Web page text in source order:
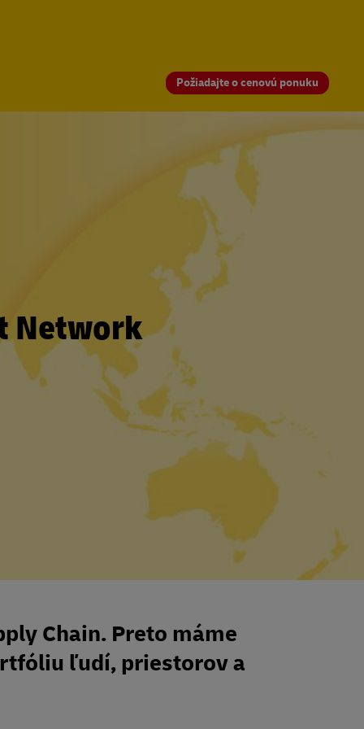
Požiadajte o cenovú ponuku
Network
Chain. Preto máme
ľudí, priestorov a